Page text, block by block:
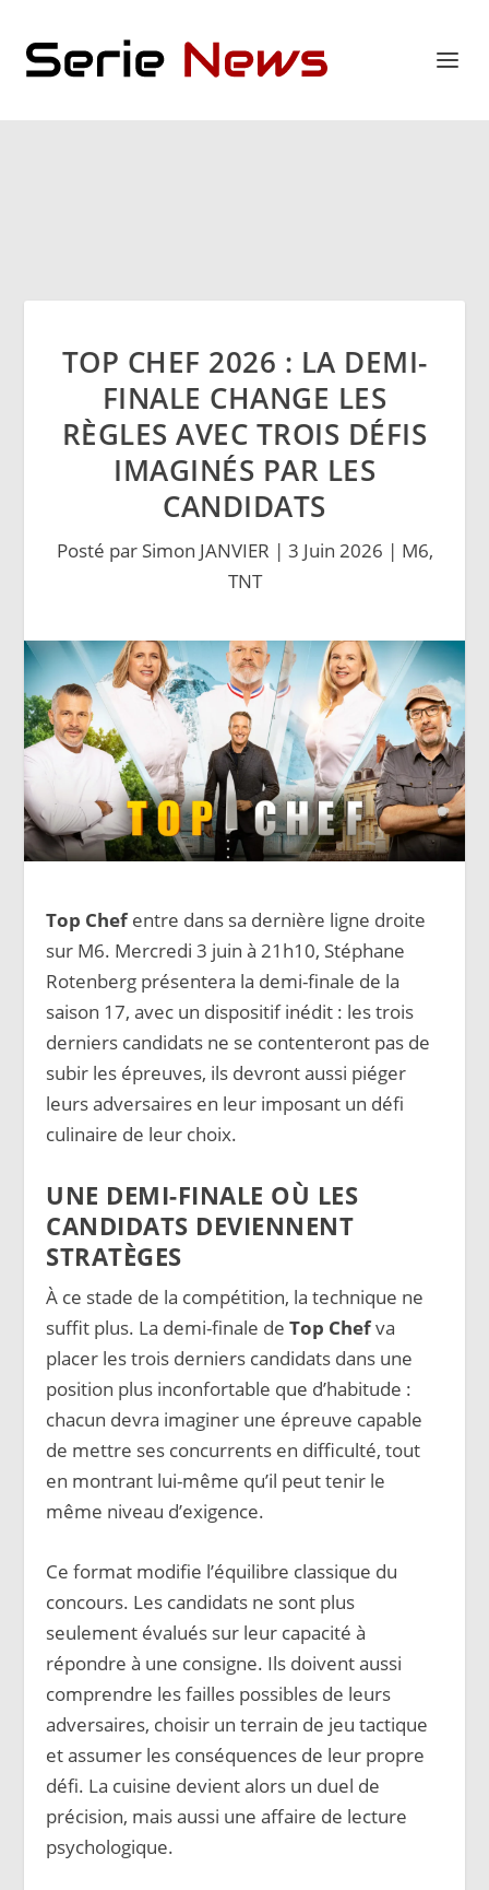
TOP CHEF 2026 : LA DEMI-
FINALE CHANGE LES
RÈGLES AVEC TROIS DÉFIS
IMAGINÉS PAR LES
CANDIDATS
Posté par Simon JANVIER | 3 Juin 2026 | M6,
TNT
Top Chefentre dans sa dernière ligne droite
sur M6. Mercredi 3 juin à 21h10, Stéphane
Rotenberg présentera la demi-finale de la
saison 17, avec un dispositif inédit : les trois
derniers candidats ne se contenteront pas de
subir les épreuves, ils devront aussi piéger
leurs adversaires en leur imposant un défi
culinaire de leur choix.
UNE DEMI-FINALE OÙ LES
CANDIDATS DEVIENNENT
STRATÈGES
À ce stade de la compétition, la technique ne
suffit plus. La demi-finale deTop Chefva
placer les trois derniers candidats dans une
position plus inconfortable que d’habitude :
chacun devra imaginer une épreuve capable
de mettre ses concurrents en difficulté, tout
en montrant lui-même qu’il peut tenir le
même niveau d’exigence.
Ce format modifie l’équilibre classique du
concours. Les candidats ne sont plus
seulement évalués sur leur capacité à
répondre à une consigne. Ils doivent aussi
comprendre les failles possibles de leurs
adversaires, choisir un terrain de jeu tactique
et assumer les conséquences de leur propre
défi. La cuisine devient alors un duel de
précision, mais aussi une affaire de lecture
psychologique.